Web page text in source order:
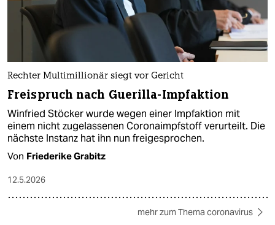
Rechter Multimillionär siegt vor Gericht
Freispruch nach Guerilla-Impfaktion
Winfried Stöcker wurde wegen einer Impfaktion mit
einem nicht zugelassenen Coronaimpfstoff verurteilt. Die
nächste Instanz hat ihn nun freigesprochen.
Von Friederike Grabitz
12.5.2026
mehr zum Thema coronavirus